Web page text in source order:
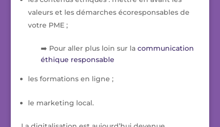
valeurs et les démarches écoresponsables de
votre PME ;
➡️ Pour aller plus loin sur la communication
éthique responsable
les formations en ligne ;
le marketing local.